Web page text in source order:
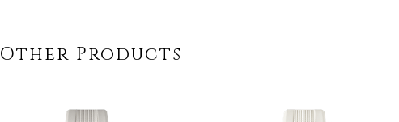
Other Products